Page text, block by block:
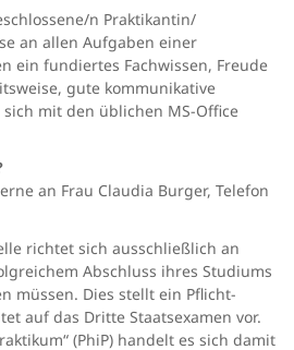
n Praktikantin/
an allen Aufgaben einer
ein fundiertes Fachwissen, Freude
gute kommunikative
mit den üblichen MS-Office
an Frau Claudia Burger, Telefon
richtet sich ausschließlich an
Abschluss ihres Studiums
müssen. Dies stellt ein Pflicht-
auf das Dritte Staatsexamen vor.
(PhiP) handelt es sich damit